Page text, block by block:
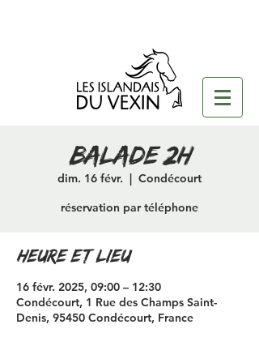
Balade 2H
dim. 16 févr.
  |
Condécourt
réservation par téléphone
Heure et lieu
16 févr. 2025, 09:00 – 12:30
Condécourt, 1 Rue des Champs Saint-
Denis, 95450 Condécourt, France